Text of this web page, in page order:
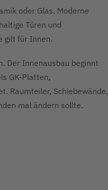
oder Glas. Moderne
Türen und
gilt für Innen.
Der Innenausbau beginnt
GK-Platten,
Raumteiler, Schiebewände,
mal ändern sollte.